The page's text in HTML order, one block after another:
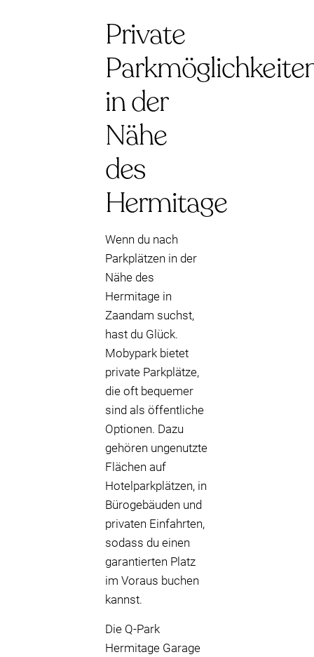
Private
in der
Nähe
des
Hermitage
Wenn du nach
Parkplätzen in der
Nähe des
Hermitage in
Zaandam suchst,
hast du Glück.
Mobypark bietet
private Parkplätze,
die oft bequemer
sind als öffentliche
Optionen. Dazu
gehören ungenutzte
Flächen auf
Hotelparkplätzen, in
Bürogebäuden und
privaten Einfahrten,
sodass du einen
garantierten Platz
im Voraus buchen
kannst.
Die Q-Park
Hermitage Garage